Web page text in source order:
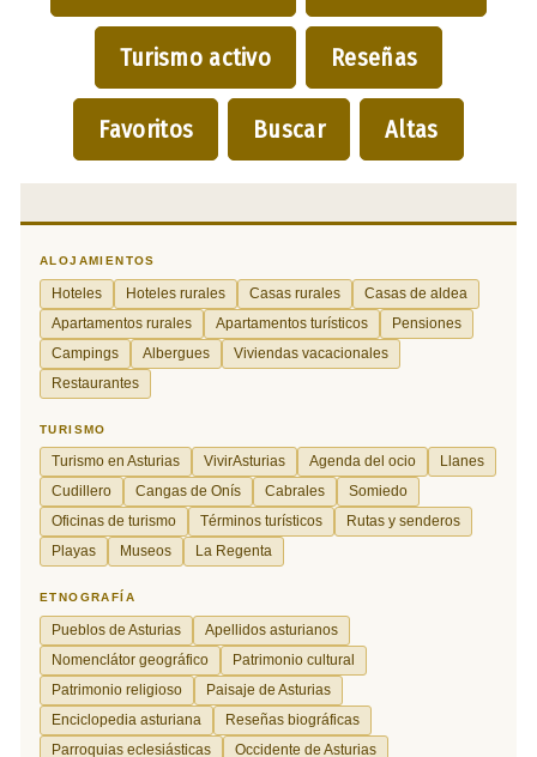
Turismo activo Reseñas
Favoritos Buscar Altas